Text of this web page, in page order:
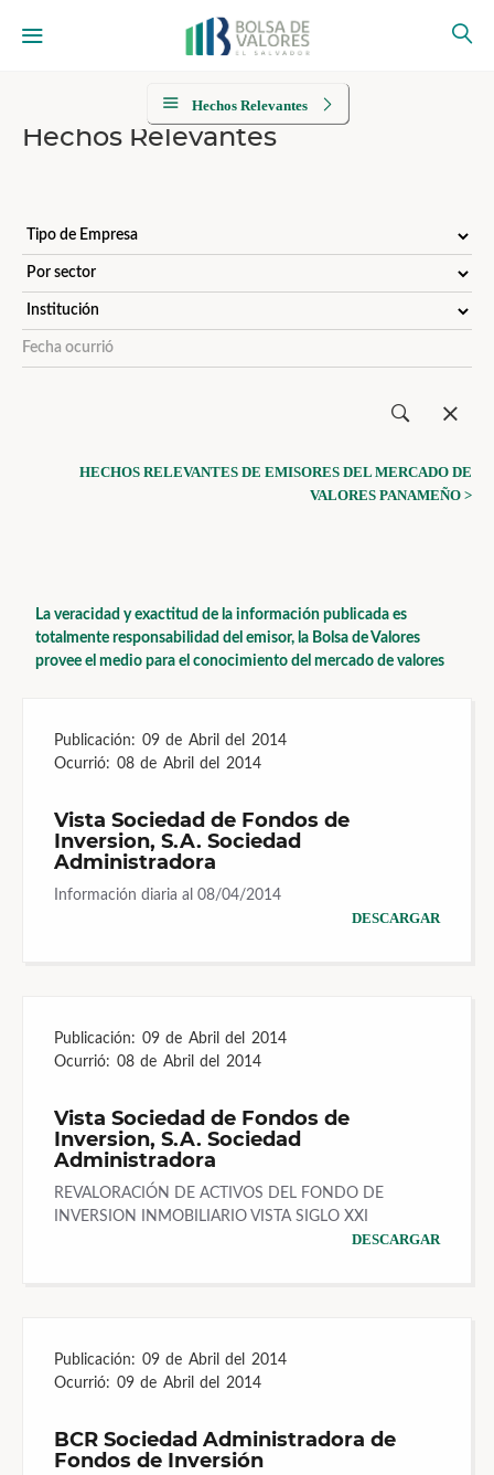
Hechos Relevantes
Hechos Relevantes
HECHOS RELEVANTES DE EMISORES DEL MERCADO DE
VALORES PANAMEÑO >
La veracidad y exactitud de la información publicada es
totalmente responsabilidad del emisor, la Bolsa de Valores
provee el medio para el conocimiento del mercado de valores
Publicación: 09 de Abril del 2014
Ocurrió: 08 de Abril del 2014
Vista Sociedad de Fondos de
Inversion, S.A. Sociedad
Administradora
Información diaria al 08/04/2014
DESCARGAR
Publicación: 09 de Abril del 2014
Ocurrió: 08 de Abril del 2014
Vista Sociedad de Fondos de
Inversion, S.A. Sociedad
Administradora
REVALORACIÓN DE ACTIVOS DEL FONDO DE
INVERSION INMOBILIARIO VISTA SIGLO XXI
DESCARGAR
Publicación: 09 de Abril del 2014
Ocurrió: 09 de Abril del 2014
BCR Sociedad Administradora de
Fondos de Inversión